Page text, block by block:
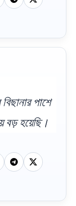
পাশে
বড় হয়েছি।